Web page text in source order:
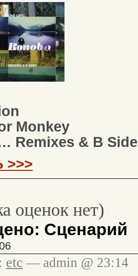
Monkey
Remixes & B
>>>
оценок нет)
Сценарий
etc — admin @ 23:14